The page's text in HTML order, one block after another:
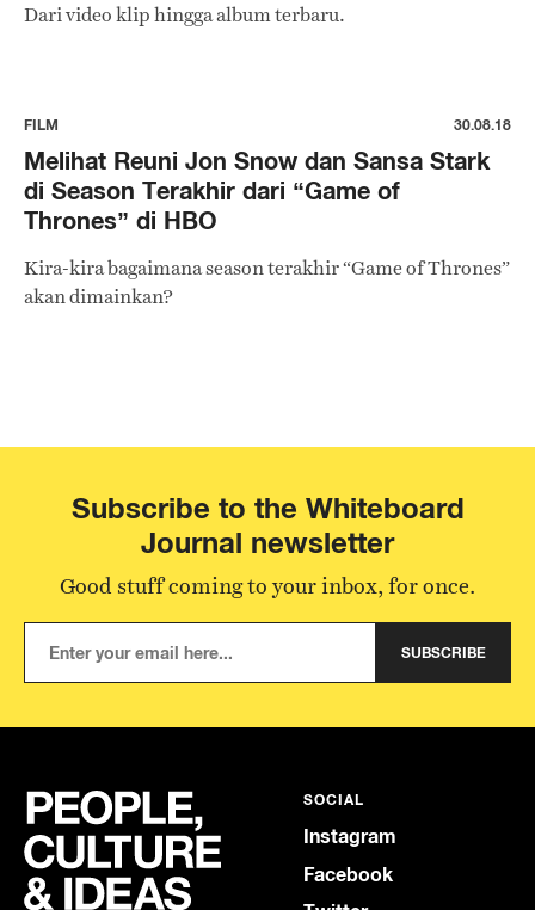
Dari video klip hingga album terbaru.
FILM 30.08.18
Melihat Reuni Jon Snow dan Sansa Stark
di Season Terakhir dari “Game of
Thrones” di HBO
Kira-kira bagaimana season terakhir “Game of Thrones”
akan dimainkan?
Subscribe to the Whiteboard
Journal newsletter
Good stuff coming to your inbox, for once.
SUBSCRIBE
SOCIAL
Instagram
Facebook